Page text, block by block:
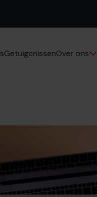
GetuigenissenOver ons